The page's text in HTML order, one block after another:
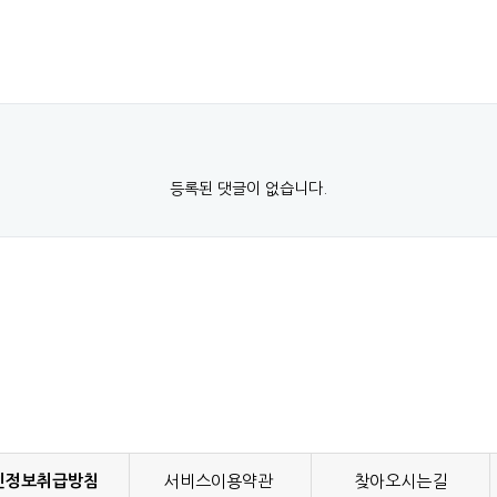
등록된 댓글이 없습니다.
정보취급방침 서비스이용약관 찾아오시는길